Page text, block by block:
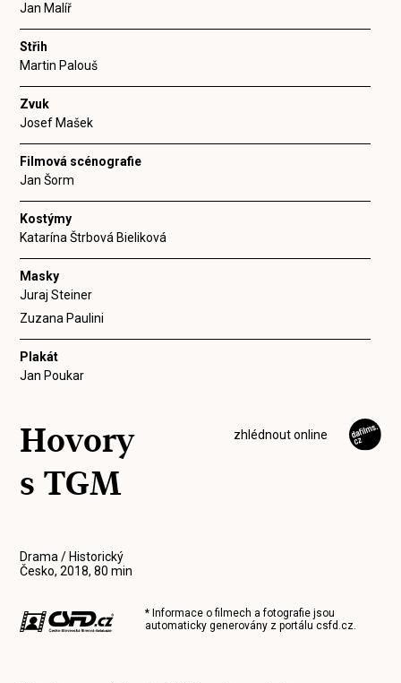
Jan Malíř
Střih
Martin Palouš
Zvuk
Josef Mašek
Filmová scénografie
Jan Šorm
Kostýmy
Katarína Štrbová Bieliková
Masky
Juraj Steiner
Zuzana Paulini
Plakát
Jan Poukar
zhlédnout online
Hovory
s TGM
Drama / Historický
Česko, 2018, 80 min
* Informace o filmech a fotografie jsou
automaticky generovány z portálucsfd.cz.